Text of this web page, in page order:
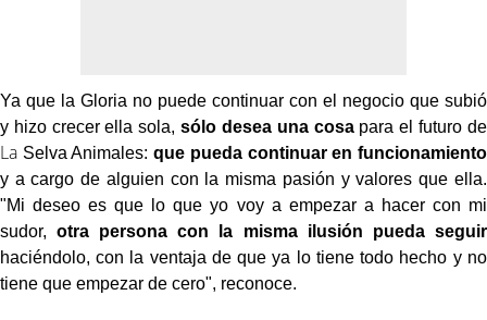
Ya que la Gloria no puede continuar con el negocio que subió
y hizo crecer ella sola,sólo desea una cosapara el futuro de
La Selva Animales:que pueda continuar en funcionamiento
y a cargo de alguien con la misma pasión y valores que ella.
"Mi deseo es que lo que yo voy a empezar a hacer con mi
sudor,otra persona con la misma ilusión pueda seguir
haciéndolo, con la ventaja de que ya lo tiene todo hecho y no
tiene que empezar de cero", reconoce.